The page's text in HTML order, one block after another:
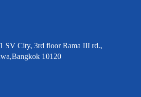
SV City, 3rd floor Rama III rd.,
10120